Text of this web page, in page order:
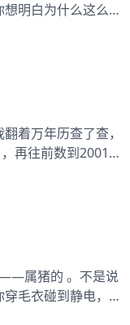
明白为什么这么多
命年今年要注意什
什么 三十六岁这
着万年历查了查，
再往前数到2001年
47岁，1965年出生
岁。 属蛇要点导
——属猪的 。不是说
毛衣碰到静电，噼
二、生活中的实际